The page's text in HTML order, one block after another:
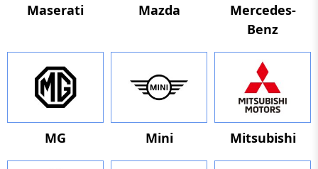
Maserati Mazda
Mercedes-
Benz
MG Mini Mitsubishi